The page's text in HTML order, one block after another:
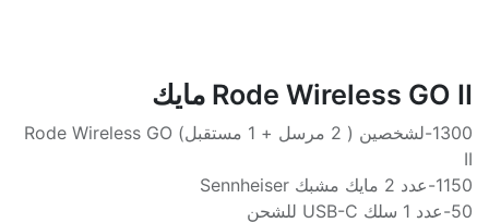
Rode Wireless GO II مايك
1300-لشخصين ( 2 مرسل + 1 مستقبل) Rode Wireless GO
II
1150-عدد 2 مايك مشبك Sennheiser
50-عدد 1 سلك USB-C للشحن